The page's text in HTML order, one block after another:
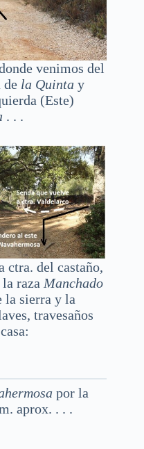
venimos del
de la Quinta y
(Este)
. . .
ctra. del castaño,
raza Manchado
la sierra y la
travesaños
por la
aprox. . . .